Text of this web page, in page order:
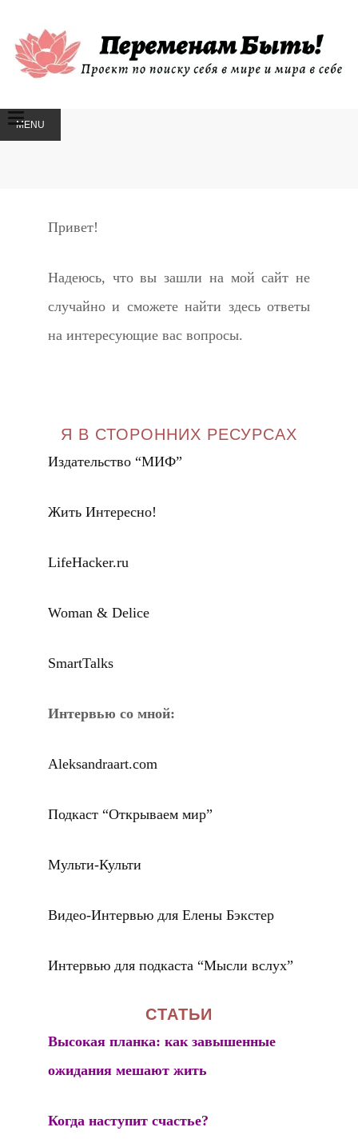
MENU
Привет!
Надеюсь, что вы зашли на мой сайт не
случайно и сможете найти здесь ответы
на интересующие вас вопросы.
Я В СТОРОННИХ РЕСУРСАХ
Издательство “МИФ”
Жить Интересно!
LifeHacker.ru
Woman & Delice
SmartTalks
Интервью со мной:
Aleksandraart.com
Подкаст “Открываем мир”
Мульти-Культи
Видео-Интервью для Елены Бэкстер
Интервью для подкаста “Мысли вслух”
СТАТЬИ
Высокая планка: как завышенные
ожидания мешают жить
Когда наступит счастье?